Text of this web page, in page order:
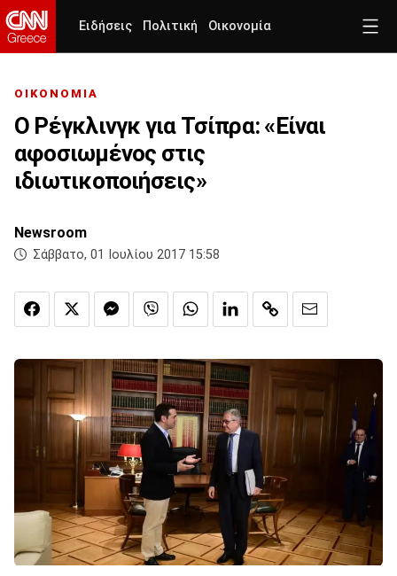
Ειδήσεις Πολιτική Οικονομία
ΟΙΚΟΝΟΜΙΑ
O Ρέγκλινγκ για Τσίπρα: «Είναι
αφοσιωμένος στις
ιδιωτικοποιήσεις»
Newsroom
Σάββατο, 01 Ιουλίου 2017 15:58